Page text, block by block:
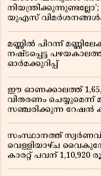
യുഎസ്
മണ്ണിൽ പിറന്ന്
നഷ്ടപ്പെട്ട
ഓർമക്കുറിപ്പ്
ഈ ഓണക്കാലത്ത്
വിതരണം ചെയ്യുമെന്ന്
സഞ്ചരിക്കുന്ന റേഷൻ
സംസ്ഥാനത്ത്
വെള്ളിയാഴ്ച
കാരറ്റ് പവന് 1,10,920